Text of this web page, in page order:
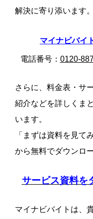
解決に寄り添います。
マイナビバイ
電話番号： 0120-
さらに、料金表・サ
紹介などを詳しくま
います。
「まずは資料を見て
から無料でダウンロ
サービス資料を
マイナビバイトは、